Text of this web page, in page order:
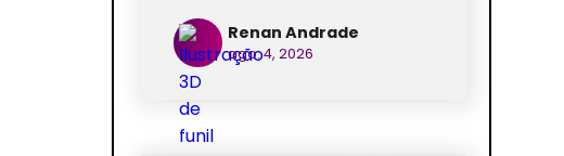
Renan Andrade
ago. 4, 2026